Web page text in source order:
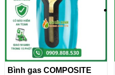
Bình gas COMPOSITE